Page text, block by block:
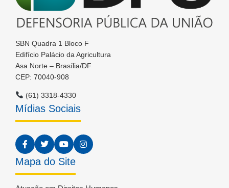
SBN Quadra 1 Bloco F
Edifício Palácio da Agricultura
Asa Norte – Brasília/DF
CEP: 70040-908
(61) 3318-4330
Mídias Sociais
Mapa do Site